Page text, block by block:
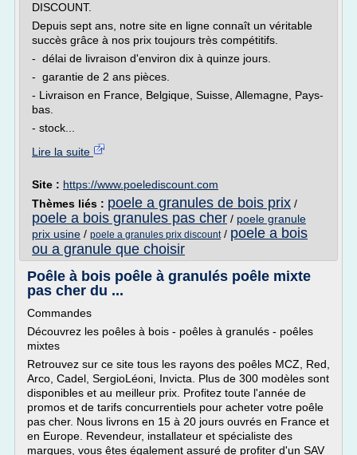
DISCOUNT.
Depuis sept ans, notre site en ligne connaît un véritable
succès grâce à nos prix toujours très compétitifs.
- délai de livraison d'environ dix à quinze jours.
- garantie de 2 ans pièces.
- Livraison en France, Belgique, Suisse, Allemagne, Pays-
bas.
- stock...
Lire la suite
Site : https://www.poelediscount.com
Thèmes liés : poele a granules de bois prix /
poele a bois granules pas cher / poele granule
prix usine / poele a granules prix discount/ poele a bois
ou a granule que choisir
Poêle à bois poêle à granulés poêle mixte
pas cher du ...
Commandes
Découvrez les poêles à bois - poêles à granulés - poêles
mixtes
Retrouvez sur ce site tous les rayons des poêles MCZ, Red,
Arco, Cadel, SergioLéoni, Invicta. Plus de 300 modèles sont
disponibles et au meilleur prix. Profitez toute l'année de
promos et de tarifs concurrentiels pour acheter votre poêle
pas cher. Nous livrons en 15 à 20 jours ouvrés en France et
en Europe. Revendeur, installateur et spécialiste des
marques, vous êtes également assuré de profiter d'un SAV